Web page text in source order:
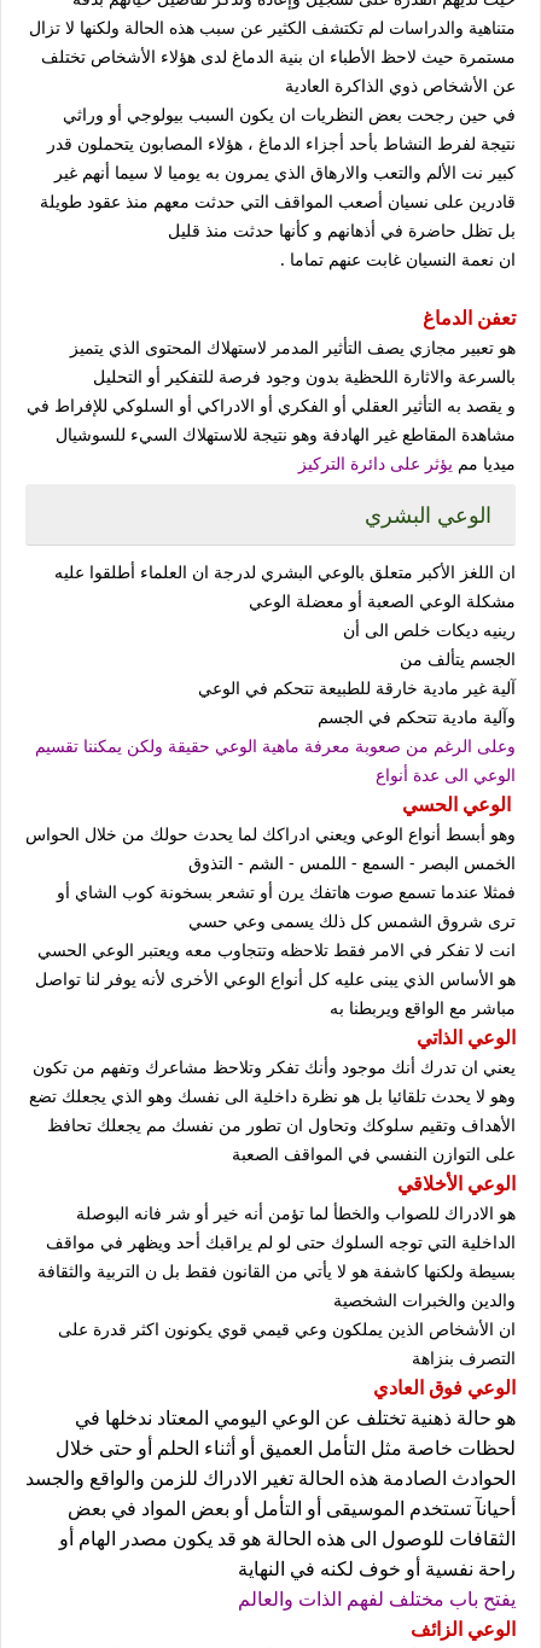
متناهية والدراسات لم تكتشف الكثير عن سبب هذه الحالة ولكنها لا تزال
مستمرة حيث لاحظ الأطباء ان بنية الدماغ لدى هؤلاء الأشخاص تختلف
عن الأشخاص ذوي الذاكرة العادية
في حين رجحت بعض النظريات ان يكون السبب بيولوجي أو وراثي
نتيجة لفرط النشاط بأحد أجزاء الدماغ ، هؤلاء المصابون يتحملون قدر
كبير نت الألم والتعب والارهاق الذي يمرون به يوميا لا سيما أنهم غير
قادرين على نسيان أصعب المواقف التي حدثت معهم منذ عقود طويلة
بل تظل حاضرة في أذهانهم و كأنها حدثت منذ قليل
ان نعمة النسيان غابت عنهم تماما .
تعفن الدماغ
هو تعبير مجازي يصف التأثير المدمر لاستهلاك المحتوى الذي يتميز
بالسرعة والاثارة اللحظية بدون وجود فرصة للتفكير أو التحليل
و يقصد به التأثير العقلي أو الفكري أو الادراكي أو السلوكي للإفراط في
مشاهدة المقاطع غير الهادفة وهو نتيجة للاستهلاك السيء للسوشيال
ميديا مم يؤثر على دائرة التركيز
الوعي البشري
ان اللغز الأكبر متعلق بالوعي البشري لدرجة ان العلماء أطلقوا عليه
مشكلة الوعي الصعبة أو معضلة الوعي
رينيه ديكات خلص الى أن
الجسم يتألف من
آلية غير مادية خارقة للطبيعة تتحكم في الوعي
وآلية مادية تتحكم في الجسم
وعلى الرغم من صعوبة معرفة ماهية الوعي حقيقة ولكن يمكننا تقسيم
الوعي الى عدة أنواع
الوعي الحسي
وهو أبسط أنواع الوعي ويعني ادراكك لما يحدث حولك من خلال الحواس
الخمس البصر - السمع - اللمس - الشم - التذوق
فمثلا عندما تسمع صوت هاتفك يرن أو تشعر بسخونة كوب الشاي أو
ترى شروق الشمس كل ذلك يسمى وعي حسي
انت لا تفكر في الامر فقط تلاحظه وتتجاوب معه ويعتبر الوعي الحسي
هو الأساس الذي يبنى عليه كل أنواع الوعي الأخرى لأنه يوفر لنا تواصل
مباشر مع الواقع ويربطنا به
الوعي الذاتي
يعني ان تدرك أنك موجود وأنك تفكر وتلاحظ مشاعرك وتفهم من تكون
وهو لا يحدث تلقائيا بل هو نظرة داخلية الى نفسك وهو الذي يجعلك تضع
الأهداف وتقيم سلوكك وتحاول ان تطور من نفسك مم يجعلك تحافظ
على التوازن النفسي في المواقف الصعبة
الوعي الأخلاقي
هو الادراك للصواب والخطأ لما تؤمن أنه خير أو شر فانه البوصلة
الداخلية التي توجه السلوك حتى لو لم يراقبك أحد ويظهر في مواقف
بسيطة ولكنها كاشفة هو لا يأتي من القانون فقط بل ن التربية والثقافة
والدين والخبرات الشخصية
ان الأشخاص الذين يملكون وعي قيمي قوي يكونون اكثر قدرة على
التصرف بنزاهة
الوعي فوق العادي
هو حالة ذهنية تختلف عن الوعي اليومي المعتاد ندخلها في
لحظات خاصة مثل التأمل العميق أو أثناء الحلم أو حتى خلال
الحوادث الصادمة هذه الحالة تغير الادراك للزمن والواقع والجسد
أحيانآ تستخدم الموسيقى أو التأمل أو بعض المواد في بعض
الثقافات للوصول الى هذه الحالة هو قد يكون مصدر الهام أو
راحة نفسية أو خوف لكنه في النهاية
يفتح باب مختلف لفهم الذات والعالم
الوعي الزائف